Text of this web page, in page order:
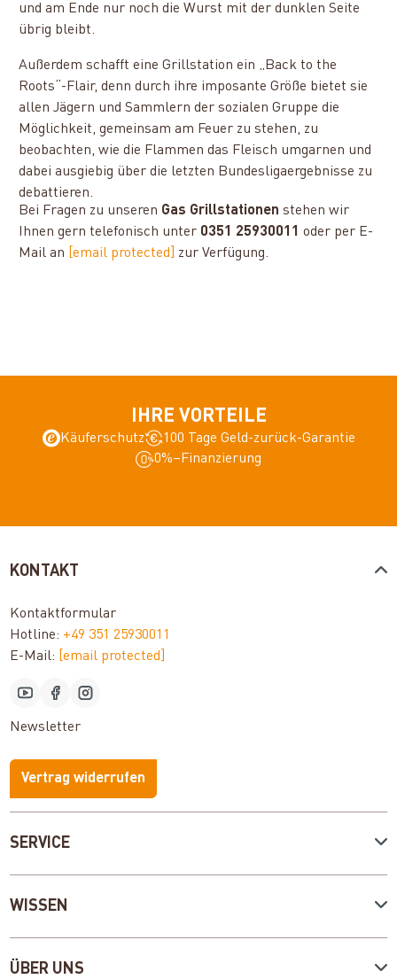
und am Ende nur noch die Wurst mit der dunklen Seite
übrig bleibt.
Außerdem schafft eine Grillstation ein „Back to the
Roots“-Flair, denn durch ihre imposante Größe bietet sie
allen Jägern und Sammlern der sozialen Gruppe die
Möglichkeit, gemeinsam am Feuer zu stehen, zu
beobachten, wie die Flammen das Fleisch umgarnen und
dabei ausgiebig über die letzten Bundesligaergebnisse zu
debattieren.
Bei Fragen zu unseren Gas Grillstationen stehen wir
Ihnen gern telefonisch unter 0351 25930011 oder per E-
Mail an
[email protected] zur Verfügung.
IHRE VORTEILE
Käuferschutz
100 Tage Geld-zurück-Garantie
0%–Finanzierung
SERVICE
WISSEN
ÜBER UNS
KONTAKT
Kontaktformular
Hotline: +49 351 25930011
E-Mail:
[email protected]
Newsletter
Vertrag widerrufen